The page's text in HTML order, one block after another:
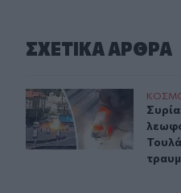
ΣΧΕΤΙΚA AΡΘΡΑ
Συρία: Βόμβα εξερράγη